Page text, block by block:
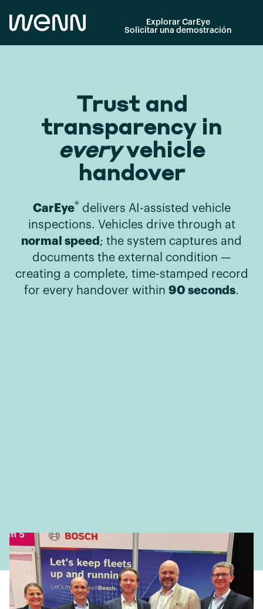
Explorar CarEye
Solicitar una demostración
Trust and
transparency in
everyvehicle
handover
CarEye® delivers AI-assisted vehicle
inspections. Vehicles drive through at
normal speed ; the system captures and
documents the external condition —
creating a complete, time-stamped record
for every handover within 90 seconds.